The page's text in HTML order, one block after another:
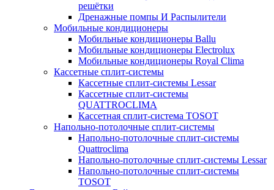
решётки
Дренажные помпы И Распылители
Мобильные кондиционеры
Мобильные кондиционеры Ballu
Мобильные кондиционеры Electrolux
Мобильные кондиционеры Royal Clima
Кассетные сплит-системы
Кассетные сплит-системы Lessar
Кассетные сплит-системы
QUATTROCLIMA
Кассетная сплит-система TOSOT
Напольно-потолочные сплит-системы
Напольно-потолочные сплит-системы
Quattroclima
Напольно-потолочные сплит-системы Lessar
Напольно-потолочные сплит-системы
TOSOT